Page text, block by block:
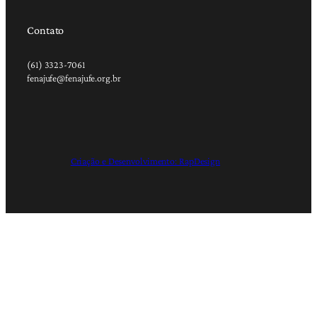
Contato
(61) 3323-7061
fenajufe@fenajufe.org.br
Criação e Desenvolvimento: RapDesign